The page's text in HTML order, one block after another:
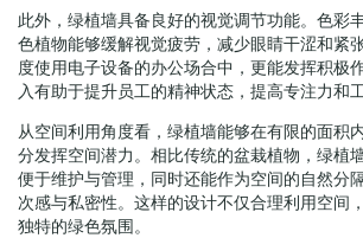
此外，绿植墙具备良好的视觉调节功能。色彩
色植物能够缓解视觉疲劳，减少眼睛干涩和紧
度使用电子设备的办公场合中，更能发挥积极
入有助于提升员工的精神状态，提高专注力和
从空间利用角度看，绿植墙能够在有限的面积
分发挥空间潜力。相比传统的盆栽植物，绿植
便于维护与管理，同时还能作为空间的自然分
次感与私密性。这样的设计不仅合理利用空间
独特的绿色氛围。